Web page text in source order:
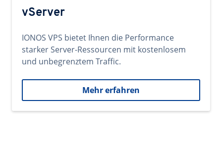
vServer
IONOS VPS bietet Ihnen die Performance
starker Server-Ressourcen mit kostenlosem
und unbegrenztem Traffic.
Mehr erfahren